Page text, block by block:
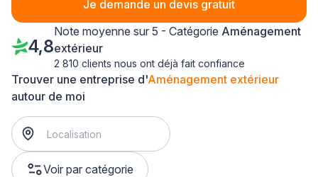
Je demande un devis gratuit
Trouver une entreprise d'Aménagement extérieur
autour de moi
Voir par catégorie
4,8
Note moyenne sur 5 - Catégorie Aménagement
extérieur
2 810 clients nous ont déjà fait confiance